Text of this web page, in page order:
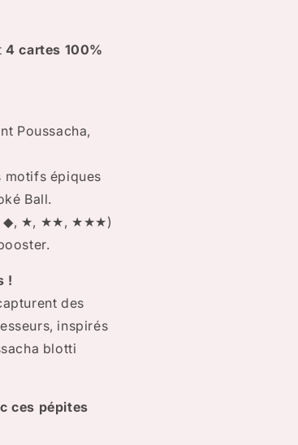
4 cartes 100%
Poussacha,
motifs épiques
Ball.
◆, ★, ★★, ★★★)
!
des
inspirés
blotti
ces pépites